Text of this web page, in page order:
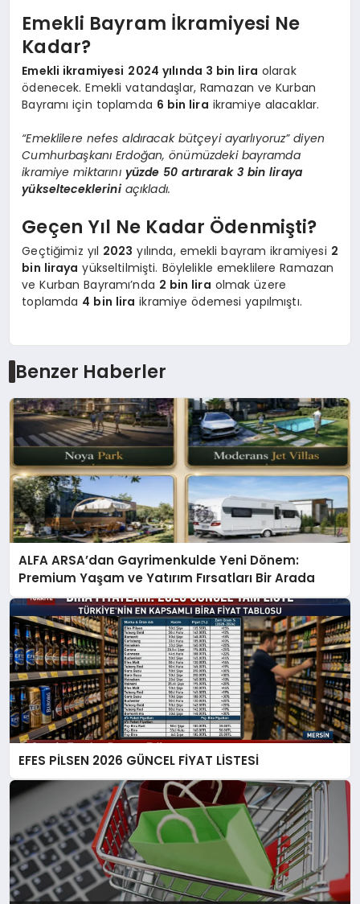
Emekli Bayram İkramiyesi Ne
Kadar?
Emekli ikramiyesi 2024 yılında 3 bin lira olarak
ödenecek. Emekli vatandaşlar, Ramazan ve Kurban
Bayramı için toplamda 6 bin lira ikramiye alacaklar.
“Emeklilere nefes aldıracak bütçeyi ayarlıyoruz” diyen
Cumhurbaşkanı Erdoğan, önümüzdeki bayramda
ikramiye miktarını yüzde 50 artırarak 3 bin liraya
yükseltecekleriniaçıkladı.
Geçen Yıl Ne Kadar Ödenmişti?
Geçtiğimiz yıl 2023 yılında, emekli bayram ikramiyesi 2
bin liraya yükseltilmişti. Böylelikle emeklilere Ramazan
ve Kurban Bayramı’nda 2 bin lira olmak üzere
toplamda 4 bin lira ikramiye ödemesi yapılmıştı.
Benzer Haberler
ALFA ARSA’dan Gayrimenkulde Yeni Dönem:
Premium Yaşam ve Yatırım Fırsatları Bir Arada
EFES PİLSEN 2026 GÜNCEL FİYAT LİSTESİ